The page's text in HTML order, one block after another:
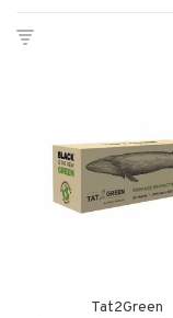
Tat2Green